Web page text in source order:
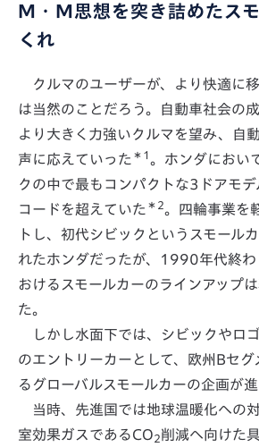
M・M思想を突き詰めたス
くれ
クルマのユーザーが、より快適に
は当然のことだろう。自動車社会の
より大きく力強いクルマを望み、自
声に応えていった ＊1 。ホンダにおい
クの中で最もコンパクトな3ドアモ
コードを超えていた ＊2。四輪事業を
トし、初代シビックというスモール
れたホンダだったが、1990年代終わ
おけるスモールカーのラインアップ
た。
しかし水面下では、シビックやロ
のエントリーカーとして、欧州Bセグ
るグローバルスモールカーの企画が進
当時、先進国では地球温暖化への
室効果ガスであるCO2削減へ向けた